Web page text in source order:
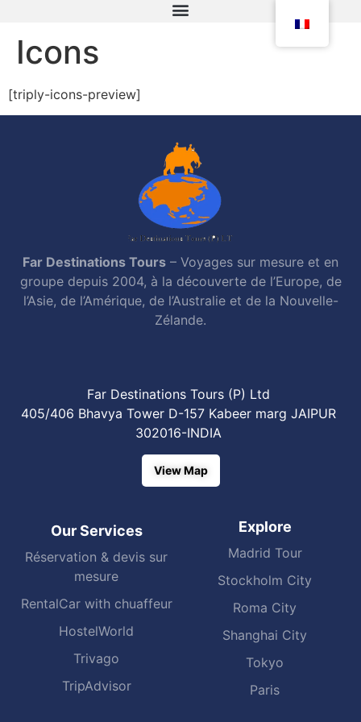
Icons
[triply-icons-preview]
Far Destinations Tours – Voyages sur mesure et en
groupe depuis 2004, à la découverte de l’Europe, de
l’Asie, de l’Amérique, de l’Australie et de la Nouvelle-
Zélande.
Far Destinations Tours (P) Ltd
405/406 Bhavya Tower D-157 Kabeer marg JAIPUR
302016-INDIA
View Map
Our Services
Réservation & devis sur
mesure
RentalCar with chuaffeur
HostelWorld
Trivago
TripAdvisor
Explore
Madrid Tour
Stockholm City
Roma City
Shanghai City
Tokyo
Paris